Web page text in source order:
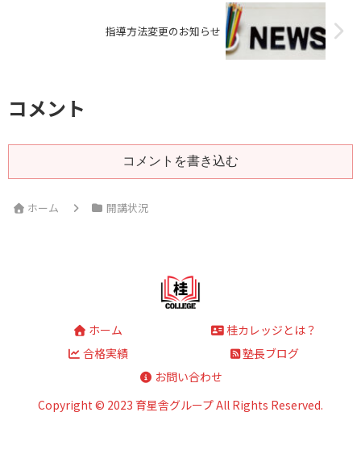
指導方法変更のお知らせ
コメント
コメントを書き込む
ホーム 開講状況
ホーム
桂カレッジとは？
合格実績
塾長ブログ
お問い合わせ
Copyright © 2023 育星舎グループ All Rights Reserved.